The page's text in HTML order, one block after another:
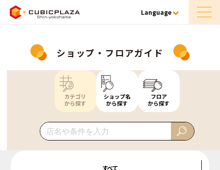
Language
ショップ・フロアガイド
カテゴリ
から探す
ショップ名
から探す
フロア
から探す
すべて